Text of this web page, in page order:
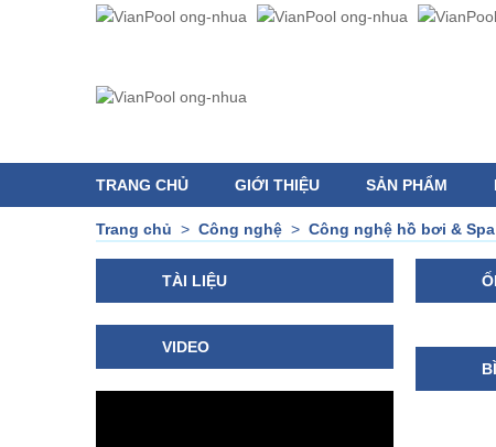
TRANG CHỦ GIỚI THIỆU SẢN PHẨM
Trang chủ > Công nghệ > Công nghệ hồ bơi & Spa
TÀI LIỆU
VIDEO